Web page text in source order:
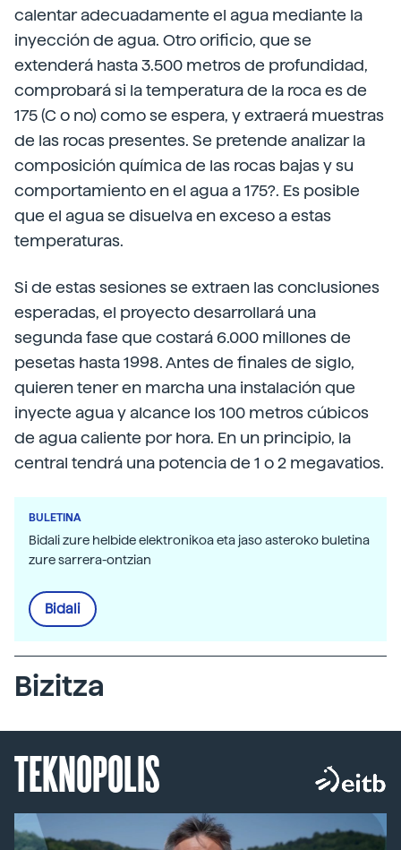
calentar adecuadamente el agua mediante la
inyección de agua. Otro orificio, que se
extenderá hasta 3.500 metros de profundidad,
comprobará si la temperatura de la roca es de
175 (C o no) como se espera, y extraerá muestras
de las rocas presentes. Se pretende analizar la
composición química de las rocas bajas y su
comportamiento en el agua a 175?. Es posible
que el agua se disuelva en exceso a estas
temperaturas.
Si de estas sesiones se extraen las conclusiones
esperadas, el proyecto desarrollará una
segunda fase que costará 6.000 millones de
pesetas hasta 1998. Antes de finales de siglo,
quieren tener en marcha una instalación que
inyecte agua y alcance los 100 metros cúbicos
de agua caliente por hora. En un principio, la
central tendrá una potencia de 1 o 2 megavatios.
BULETINA
Bidali zure helbide elektronikoa eta jaso asteroko buletina
zure sarrera-ontzian
Bidali
Bizitza
TEKNOPOLIS